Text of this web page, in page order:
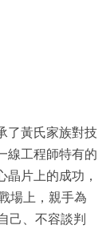
了黃氏家族對技
線工程師特有的
晶片上的成功，
場上，親手為
己、不容談判